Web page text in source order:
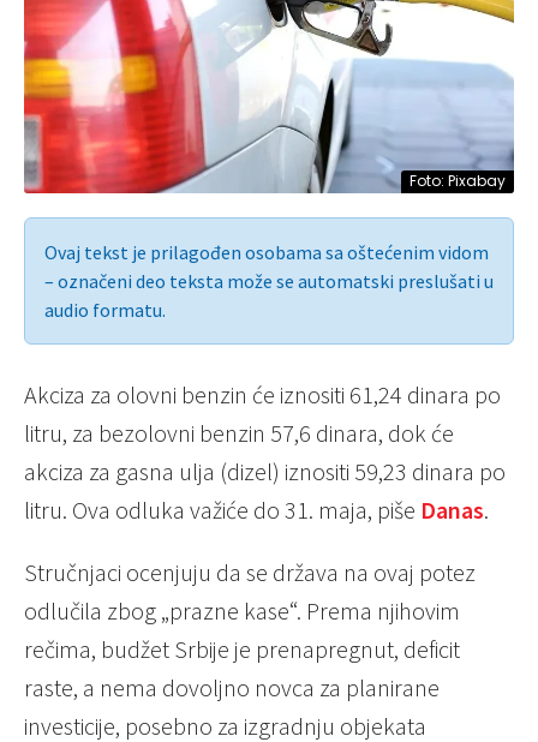
Foto: Pixabay
Ovaj tekst je prilagođen osobama sa oštećenim vidom
– označeni deo teksta može se automatski preslušati u
audio formatu.
Akciza za olovni benzin će iznositi 61,24 dinara po
litru, za bezolovni benzin 57,6 dinara, dok će
akciza za gasna ulja (dizel) iznositi 59,23 dinara po
litru. Ova odluka važiće do 31. maja, piše Danas.
Stručnjaci ocenjuju da se država na ovaj potez
odlučila zbog „prazne kase“. Prema njihovim
rečima, budžet Srbije je prenapregnut, deficit
raste, a nema dovoljno novca za planirane
investicije, posebno za izgradnju objekata